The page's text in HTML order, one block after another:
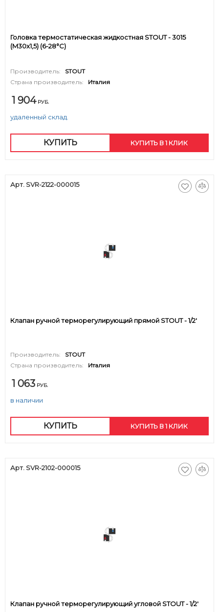
Головка термостатическая жидкостная STOUT - 3015
(M30x1,5) (6-28°C)
Производитель:
STOUT
Страна производитель:
Италия
1 904 РУБ.
удаленный склад.
КУПИТЬ КУПИТЬ В 1 КЛИК
Арт. SVR-2122-000015
Клапан ручной терморегулирующий прямой STOUT - 1/2'
Производитель:
STOUT
Страна производитель:
Италия
1 063 РУБ.
в наличии
КУПИТЬ КУПИТЬ В 1 КЛИК
Арт. SVR-2102-000015
Клапан ручной терморегулирующий угловой STOUT - 1/2'